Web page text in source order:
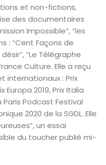
et non-fictions,
des documentaires
Impossible”, “les
: “Cent Façons de
“Le Télégraphe
Culture. Elle a reçu
internationaux : Prix
Europa 2019, Prix Italia
Paris Podcast Festival
2020 de la SGDL. Elle
un essai
du toucher publié mi-